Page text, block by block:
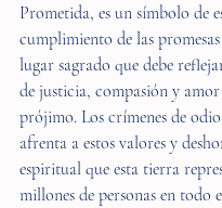
Prometida, es un símbolo de
cumplimiento de las
lugar sagrado que debe
de justicia, compasión y
prójimo. Los crímenes de
afrenta a estos valores y
espiritual que esta tierra
millones de personas en todo